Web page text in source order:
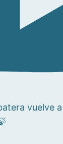
vuelve